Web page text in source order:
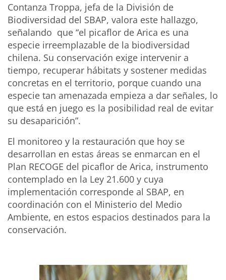
Contanza Troppa, jefa de la División de
Biodiversidad del SBAP, valora este hallazgo,
señalando que “el picaflor de Arica es una
especie irreemplazable de la biodiversidad
chilena. Su conservación exige intervenir a
tiempo, recuperar hábitats y sostener medidas
concretas en el territorio, porque cuando una
especie tan amenazada empieza a dar señales, lo
que está en juego es la posibilidad real de evitar
su desaparición”.
El monitoreo y la restauración que hoy se
desarrollan en estas áreas se enmarcan en el
Plan RECOGE del picaflor de Arica, instrumento
contemplado en la Ley 21.600 y cuya
implementación corresponde al SBAP, en
coordinación con el Ministerio del Medio
Ambiente, en estos espacios destinados para la
conservación.